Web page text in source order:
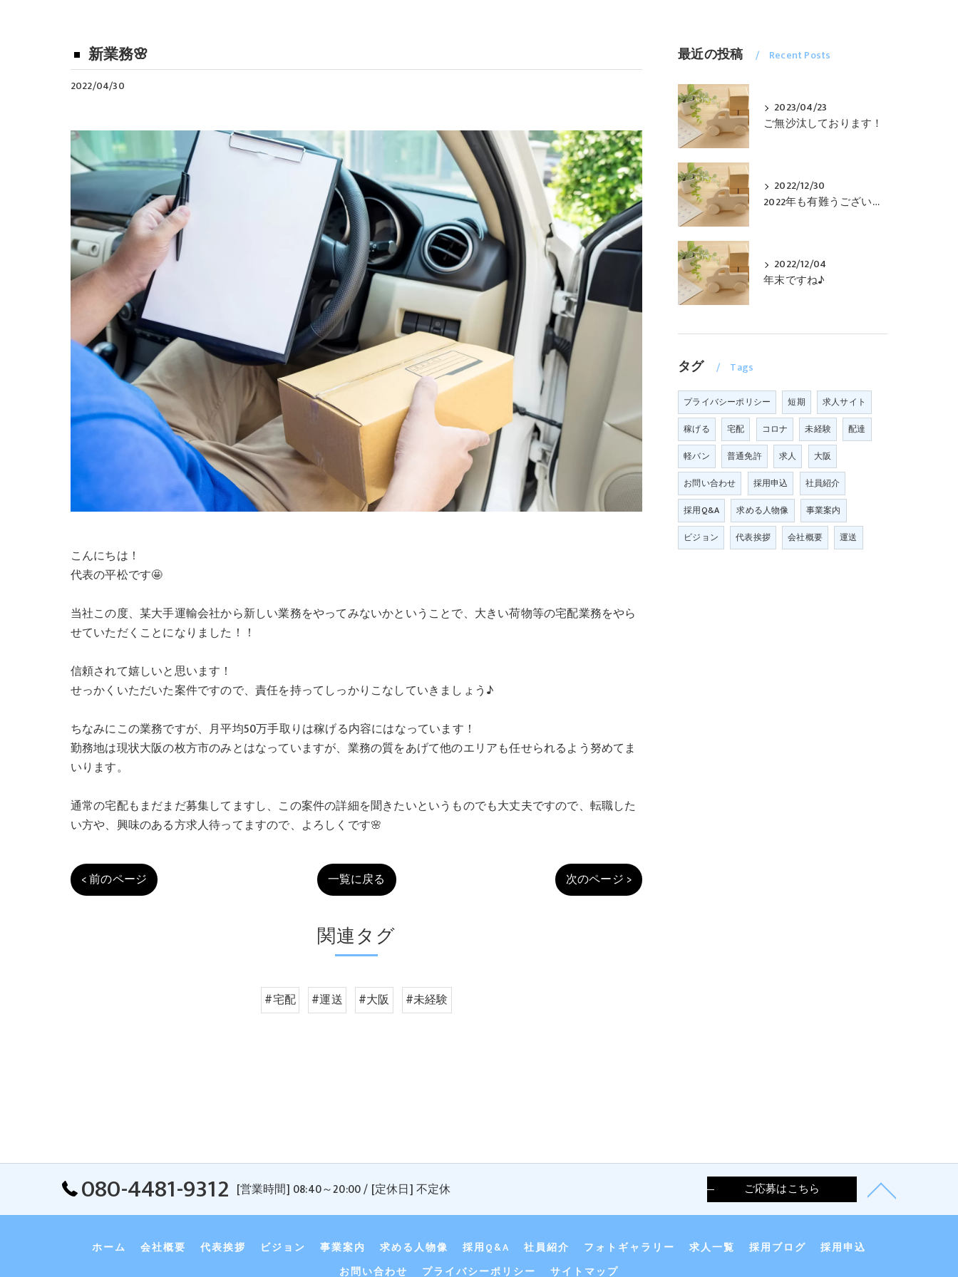
新業務🌸
2022/04/30
こんにちは！
代表の平松です🤩
当社この度、某大手運輸会社から新しい業務をやってみないかということで、大きい荷物等の宅配業務をやら
せていただくことになりました！！
信頼されて嬉しいと思います！
せっかくいただいた案件ですので、責任を持ってしっかりこなしていきましょう♪
ちなみにこの業務ですが、月平均50万手取りは稼げる内容にはなっています！
勤務地は現状大阪の枚方市のみとはなっていますが、業務の質をあげて他のエリアも任せられるよう努めてま
いります。
通常の宅配もまだまだ募集してますし、この案件の詳細を聞きたいというものでも大丈夫ですので、転職した
い方や、興味のある方求人待ってますので、よろしくです🌸
< 前のページ 一覧に戻る 次のページ >
関連タグ
#宅配 #運送 #大阪 #未経験
最近の投稿 Recent Posts
2023/04/23
ご無沙汰しております！
2022/12/30
2022年も有難うございました！
2022/12/04
年末ですね♪
タグ Tags
プライバシーポリシー 短期
求人サイト
稼げる
宅配 コロナ 未経験
配達
軽バン
普通免許 求人
大阪
お問い合わせ
採用申込
社員紹介
採用Q&A
求める人物像
事業案内
ビジョン
代表挨拶 会社概要 運送
080-4481-9312 [営業時間] 08:40～20:00 / [定休日] 不定休 ご応募はこちら
ホーム 会社概要 代表挨拶 ビジョン 事業案内 求める人物像 採用Q&A 社員紹介 フォトギャラリー 求人一覧 採用ブログ
採用申込
お問い合わせ
プライバシーポリシー サイトマップ